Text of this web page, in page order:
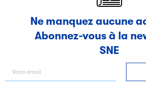
Ne manquez aucune
Abonnez-vous à la
SNE